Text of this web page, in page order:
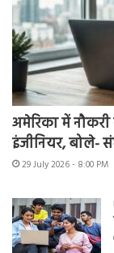
अमेरिका में
इंजीनियर, बोले-
29 July 2026 - 8:00 PM